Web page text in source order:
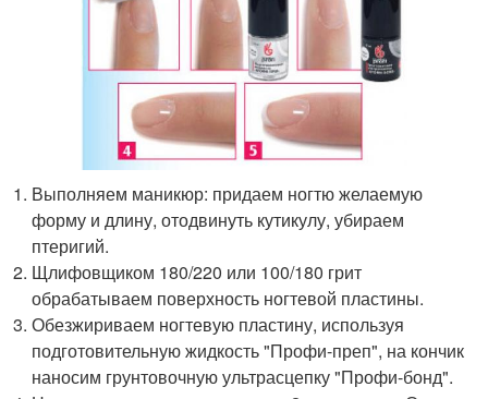
Выполняем маникюр: придаем ногтю желаемую
форму и длину, отодвинуть кутикулу, убираем
птеригий.
Щлифовщиком 180/220 или 100/180 грит
обрабатываем поверхность ногтевой пластины.
Обезжириваем ногтевую пластину, используя
подготовительную жидкость "Профи-преп", на кончик
наносим грунтовочную ультрасцепку "Профи-бонд".